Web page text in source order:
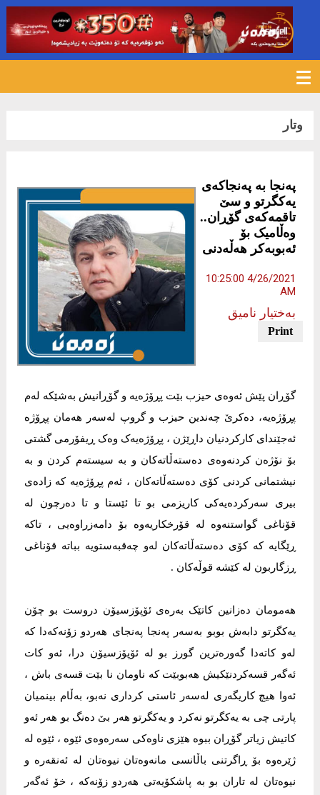
وتار
پەنجا بە پەنجاکەی
یەکگرتو و سێ
تاقمەکەی گۆڕان..
وەڵامیک بۆ
ئەبوبەکر هەڵەدنی
4/26/2021 10:25:00
AM
بەختیار نامیق
گۆڕان پێش ئەوەی حیزب بێت پڕۆژەیە و گۆڕانیش بەشێکە لەم
پڕۆژەیە، دەکرێ چەندین حیزب و گروپ لەسەر هەمان پڕۆژە
ئەجێندای کارکردنیان داڕێژن ، پڕۆژەیەک وەک ڕیفۆرمی گشتی
بۆ نۆژەن کردنەوەی دەستەڵاتەکان و بە سیستەم کردن و بە
نیشتمانی کردنی کۆی دەستەڵاتەکان ، ئەم پڕۆژەیە کە زادەی
بیری سەرکردەیەکی کاریزمی بو تا ئێستا و تا دەرچون لە
قۆناغی گواستنەوە لە قۆرخکاریەوە بۆ دامەزراوەیی ، تاکە
ڕێگایە کە کۆی دەستەڵاتەکان لەو چەقبەستویە بباتە قۆناغی
ڕزگاربون لە کێشە قوڵەکان .
هەمومان دەزانین کاتێک بەرەی ئۆپۆزسیۆن دروست بو چۆن
یەکگرتو دابەش بوبو بەسەر پەنجا پەنجای هەردو زۆنەکەدا کە
لەو کاتەدا گەورەترین گورز بو لە ئۆپۆزسیۆن درا، ئەو کات
ئەگەر قسەکردنێکیش هەبوبێت کە ناومان نا بێت قسەی باش ،
ئەوا هیچ کاریگەری لەسەر ئاستی کرداری نەبو، بەڵام بینمیان
پارتی چی بە یەکگرتو نەکرد و یەکگرتو هەر بێ دەنگ بو هەر ئەو
کاتیش زیاتر گۆڕان ببوە هێزی ناوەکی سەرەوەی ئێوە ، ئێوە لە
ژێرەوە بۆ ڕاگرتنی باڵانسی مانەوەتان نیوەتان لە ئەنقەرە و
نیوەتان لە تاران بو بە پاشکۆیەتی هەردو زۆنەکە ، خۆ ئەگەر